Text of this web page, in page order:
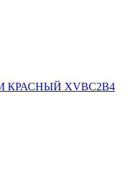
XVBC2B4